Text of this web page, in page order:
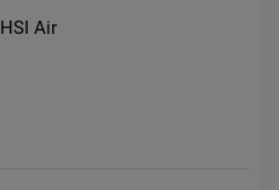
HSI Air